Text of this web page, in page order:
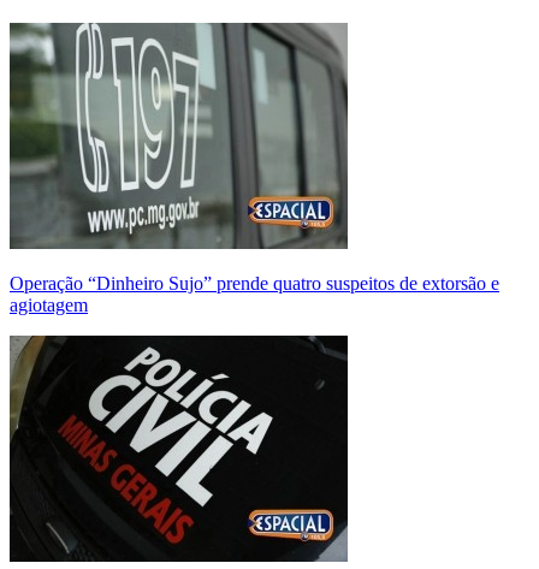
Operação “Dinheiro Sujo” prende quatro suspeitos de extorsão e
agiotagem